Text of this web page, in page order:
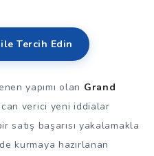
Tercih Edin
yapımı olan Grand
verici yeni iddialar
satış başarısı yakalamakla
kurmaya hazırlanan